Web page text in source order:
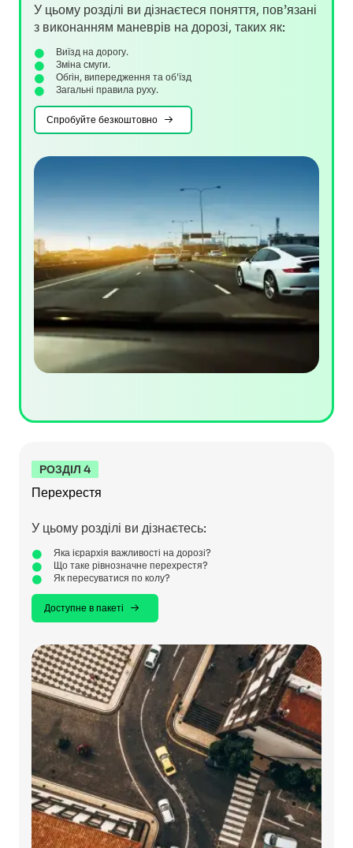
У цьому розділі ви дізнаєтеся поняття, пов’язані
з виконанням маневрів на дорозі, таких як:
Виїзд на дорогу.
Зміна смуги.
Обгін, випередження та об'їзд
Загальні правила руху.
Спробуйте безкоштовно
РОЗДІЛ 4
Перехрестя
У цьому розділі ви дізнаєтесь:
Яка ієрархія важливості на дорозі?
Що таке рівнозначне перехрестя?
Як пересуватися по колу?
Доступне в пакеті